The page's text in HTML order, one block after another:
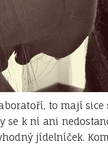
to mají
se k ní ani
jídelníček.